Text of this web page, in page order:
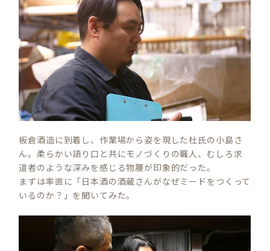
板倉酒造に到着し、作業場から姿を現した杜氏の小島さ
ん。柔らかい語り口と共にモノづくりの職人、むしろ求
道者のような深みを感じる物腰が印象的だった。
まずは率直に「日本酒の酒蔵さんがなぜミードをつくって
いるのか？」を聞いてみた。